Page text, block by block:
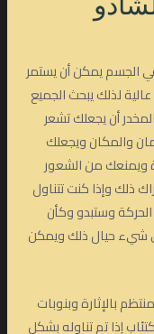
الجسم يمكن أن يستمر
لذلك يبحث الجميع
أن يجعلك تشعر
والمكان ويجعلك
ويمنعك من الشعور
ذلك وإذا كنت تتناول
وستبدو وكأن
شيء حيال ذلك ويمكن
بالإثارة وبنوبات
إذا تم تناوله بشكل